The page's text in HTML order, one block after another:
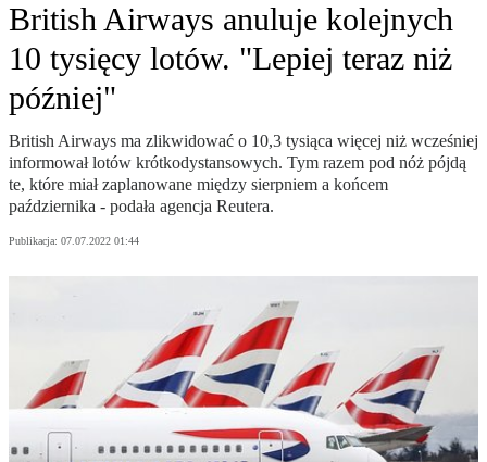
British Airways anuluje kolejnych
10 tysięcy lotów. "Lepiej teraz niż
później"
British Airways ma zlikwidować o 10,3 tysiąca więcej niż wcześniej
informował lotów krótkodystansowych. Tym razem pod nóż pójdą
te, które miał zaplanowane między sierpniem a końcem
października - podała agencja Reutera.
Publikacja: 07.07.2022 01:44